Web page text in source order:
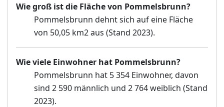
Wie groß ist die Fläche von Pommelsbrunn?
Pommelsbrunn dehnt sich auf eine Fläche
von 50,05 km2 aus (Stand 2023).
Wie viele Einwohner hat Pommelsbrunn?
Pommelsbrunn hat 5 354 Einwohner, davon
sind 2 590 männlich und 2 764 weiblich (Stand
2023).